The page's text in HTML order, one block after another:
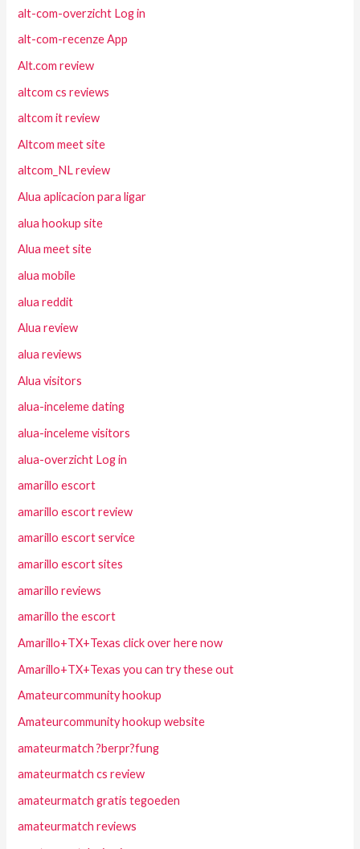
alt-com-overzicht Log in
alt-com-recenze App
Alt.com review
altcom cs reviews
altcom it review
Altcom meet site
altcom_NL review
Alua aplicacion para ligar
alua hookup site
Alua meet site
alua mobile
alua reddit
Alua review
alua reviews
Alua visitors
alua-inceleme dating
alua-inceleme visitors
alua-overzicht Log in
amarillo escort
amarillo escort review
amarillo escort service
amarillo escort sites
amarillo reviews
amarillo the escort
Amarillo+TX+Texas click over here now
Amarillo+TX+Texas you can try these out
Amateurcommunity hookup
Amateurcommunity hookup website
amateurmatch ?berpr?fung
amateurmatch cs review
amateurmatch gratis tegoeden
amateurmatch reviews